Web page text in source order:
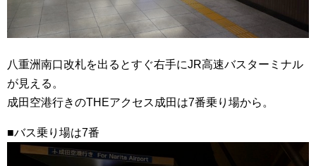
八重洲南口改札を出るとすぐ右手にJR高速バスターミナル
が見える。
成田空港行きのTHEアクセス成田は7番乗り場から。
■バス乗り場は7番